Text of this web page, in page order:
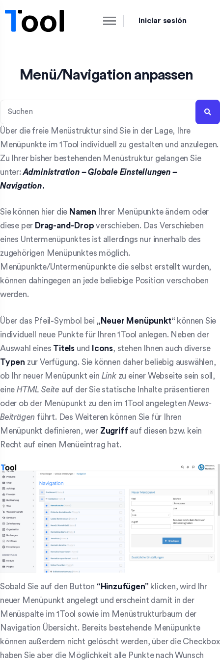
Iniciar sesión
Menü/Navigation anpassen
Über die freie Menüstruktur sind Sie in der Lage, Ihre
Menüpunkte im 1Tool individuell zu gestalten und anzulegen.
Zu Ihrer bisher bestehenden Menüstruktur gelangen Sie
unter:Administration – Globale Einstellungen –
Navigation.
Sie können hier die Namen Ihrer Menüpunkte ändern oder
diese per Drag-and-Drop verschieben. Das Verschieben
eines Untermenüpunktes ist allerdings nur innerhalb des
zugehörigen Menüpunktes möglich.
Menüpunkte/Untermenüpunkte die selbst erstellt wurden,
können dahingegen an jede beliebige Position verschoben
werden.
Über das Pfeil-Symbol bei „Neuer Menüpunkt“ können Sie
individuell neue Punkte für Ihren 1Tool anlegen. Neben der
Auswahl eines Titels und Icons, stehen Ihnen auch diverse
Typen zur Verfügung. Sie können daher beliebig auswählen,
ob Ihr neuer Menüpunkt ein Linkzu einer Webseite sein soll,
eine HTML Seite auf der Sie statische Inhalte präsentieren
oder ob der Menüpunkt zu den im 1Tool angelegtenNews-
Beiträgen führt. Des Weiteren können Sie für Ihren
Menüpunkt definieren, wer Zugriff auf diesen bzw. kein
Recht auf einen Menüeintrag hat.
Sobald Sie auf den Button “Hinzufügen” klicken, wird Ihr
neuer Menüpunkt angelegt und erscheint damit in der
Menüspalte im 1Tool sowie im Menüstrukturbaum der
Navigation Übersicht. Bereits bestehende Menüpunkte
können außerdem nicht gelöscht werden, über die Checkbox
haben Sie aber die Möglichkeit alle Punkte nach Wunsch